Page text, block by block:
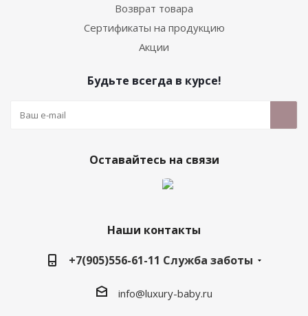
Возврат товара
Сертификаты на продукцию
Акции
Будьте всегда в курсе!
Оставайтесь на связи
Наши контакты
+7(905)556-61-11 Служба заботы
info@luxury-baby.ru